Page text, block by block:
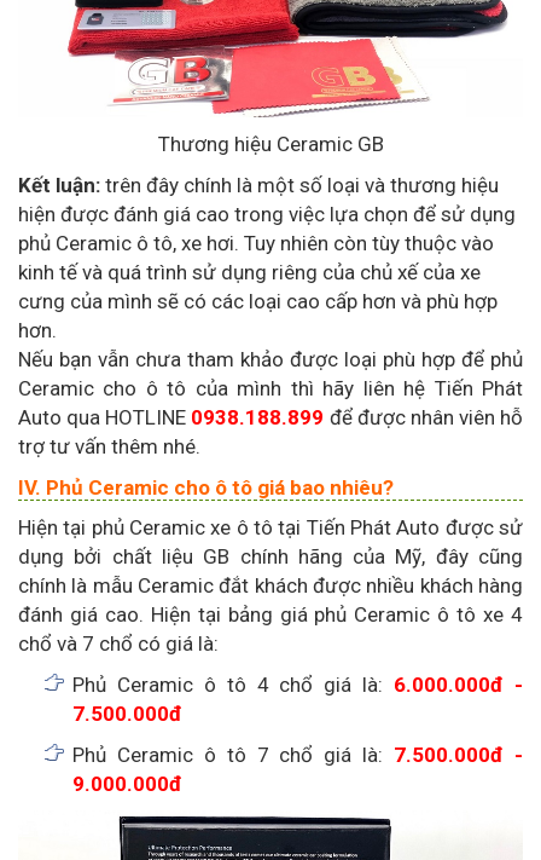
Thương hiệu Ceramic GB
Kết luận: trên đây chính là một số loại và thương hiệu
hiện được đánh giá cao trong việc lựa chọn để sử dụng
phủ Ceramic ô tô, xe hơi. Tuy nhiên còn tùy thuộc vào
kinh tế và quá trình sử dụng riêng của chủ xế của xe
cưng của mình sẽ có các loại cao cấp hơn và phù hợp
hơn.
Nếu bạn vẫn chưa tham khảo được loại phù hợp để phủ
Ceramic cho ô tô của mình thì hãy liên hệ Tiến Phát
Auto qua HOTLINE 0938.188.899 để được nhân viên hỗ
trợ tư vấn thêm nhé.
IV. Phủ Ceramic cho ô tô giá bao nhiêu?
Hiện tại phủ Ceramic xe ô tô tại Tiến Phát Auto được sử
dụng bởi chất liệu GB chính hãng của Mỹ, đây cũng
chính là mẫu Ceramic đắt khách được nhiều khách hàng
đánh giá cao. Hiện tại bảng giá phủ Ceramic ô tô xe 4
chổ và 7 chổ có giá là:
Phủ Ceramic ô tô 4 chổ giá là: 6.000.000đ -
7.500.000đ
Phủ Ceramic ô tô 7 chổ giá là: 7.500.000đ -
9.000.000đ